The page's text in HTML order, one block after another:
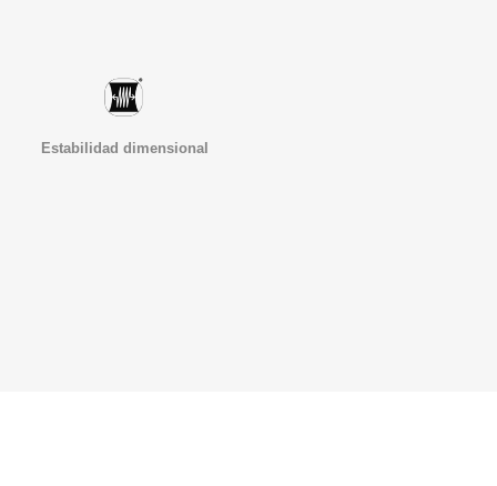
Estabilidad dimensional